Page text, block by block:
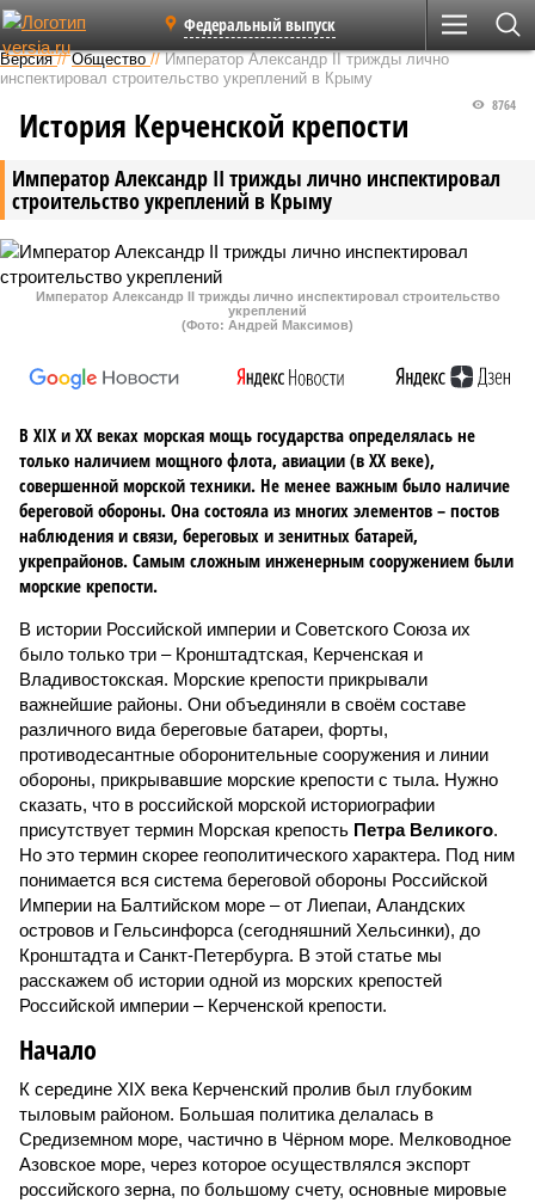
Федеральный выпуск
Версия //Общество //Император Александр II трижды лично
инспектировал строительство укреплений в Крыму
Император Александр II трижды лично инспектировал
строительство укреплений в Крыму
8764
История Керченской крепости
Император Александр II трижды лично инспектировал строительство
укреплений
(Фото: Андрей Максимов)
В XIX и XX веках морская мощь государства определялась не
только наличием мощного флота, авиации (в ХХ веке),
совершенной морской техники. Не менее важным было наличие
береговой обороны. Она состояла из многих элементов – постов
наблюдения и связи, береговых и зенитных батарей,
укрепрайонов. Самым сложным инженерным сооружением были
морские крепости.
В истории Российской империи и Советского Союза их
было только три – Кронштадтская, Керченская и
Владивостокская. Морские крепости прикрывали
важнейшие районы. Они объединяли в своём составе
различного вида береговые батареи, форты,
противодесантные оборонительные сооружения и линии
обороны, прикрывавшие морские крепости с тыла. Нужно
сказать, что в российской морской историографии
присутствует термин Морская крепость Петра Великого.
Но это термин скорее геополитического характера. Под ним
понимается вся система береговой обороны Российской
Империи на Балтийском море – от Лиепаи, Аландских
островов и Гельсинфорса (сегодняшний Хельсинки), до
Кронштадта и Санкт-Петербурга. В этой статье мы
расскажем об истории одной из морских крепостей
Российской империи – Керченской крепости.
Начало
К середине ХIХ века Керченский пролив был глубоким
тыловым районом. Большая политика делалась в
Средиземном море, частично в Чёрном море. Мелководное
Азовское море, через которое осуществлялся экспорт
российского зерна, по большому счету, основные мировые